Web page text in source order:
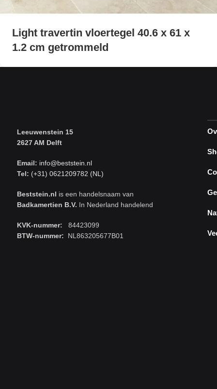
Light travertin vloertegel 40.6 x 61 x
1.2 cm getrommeld
Leeuwenstein 15
2627 AM Delft
Email: info@beststein.nl
Tel: (+31) 0621209782 (NL)
Beststein.nl is een handelsnaam van
Badkamertien B.V. In Nederland handelend
KVK-nummer: 84423099
BTW-nummer: NL863205677B01